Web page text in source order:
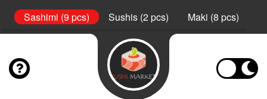
Sashimi (9 pcs) Sushis (2 pcs) Maki (8 pcs)